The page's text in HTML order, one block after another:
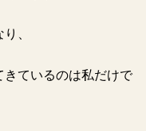
、
きているのは私だけで